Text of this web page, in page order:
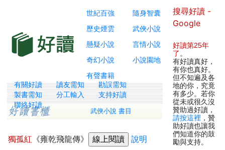
世紀百強
隨身智囊
歷史煙雲
武俠小說
懸疑小說
言情小說
奇幻小說
小說園地
有聲書籍
有關好讀 讀友需知
勘誤需知
製書需知
分工輸入
支持好讀
聯絡好讀
武俠小說 書目
獨孤紅 《雍乾飛龍傳》 說明
搜尋好讀 -
Google
好讀第25年
了 。
有好讀真好，
有你也真好。
但不知遍及各
地的你，究竟
有多少。若你
從未或很久沒
贊助過好讀，
請按這裡 ，贊
助好讀也讓我
們知道你的鼓
勵與支持。